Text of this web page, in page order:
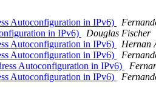
Autoconfiguration in IPv6)
in IPv6)
Douglas Fischer
Autoconfiguration in IPv6)
Hernan
Autoconfiguration in IPv6)
Autoconfiguration in IPv6)
Autoconfiguration in IPv6)